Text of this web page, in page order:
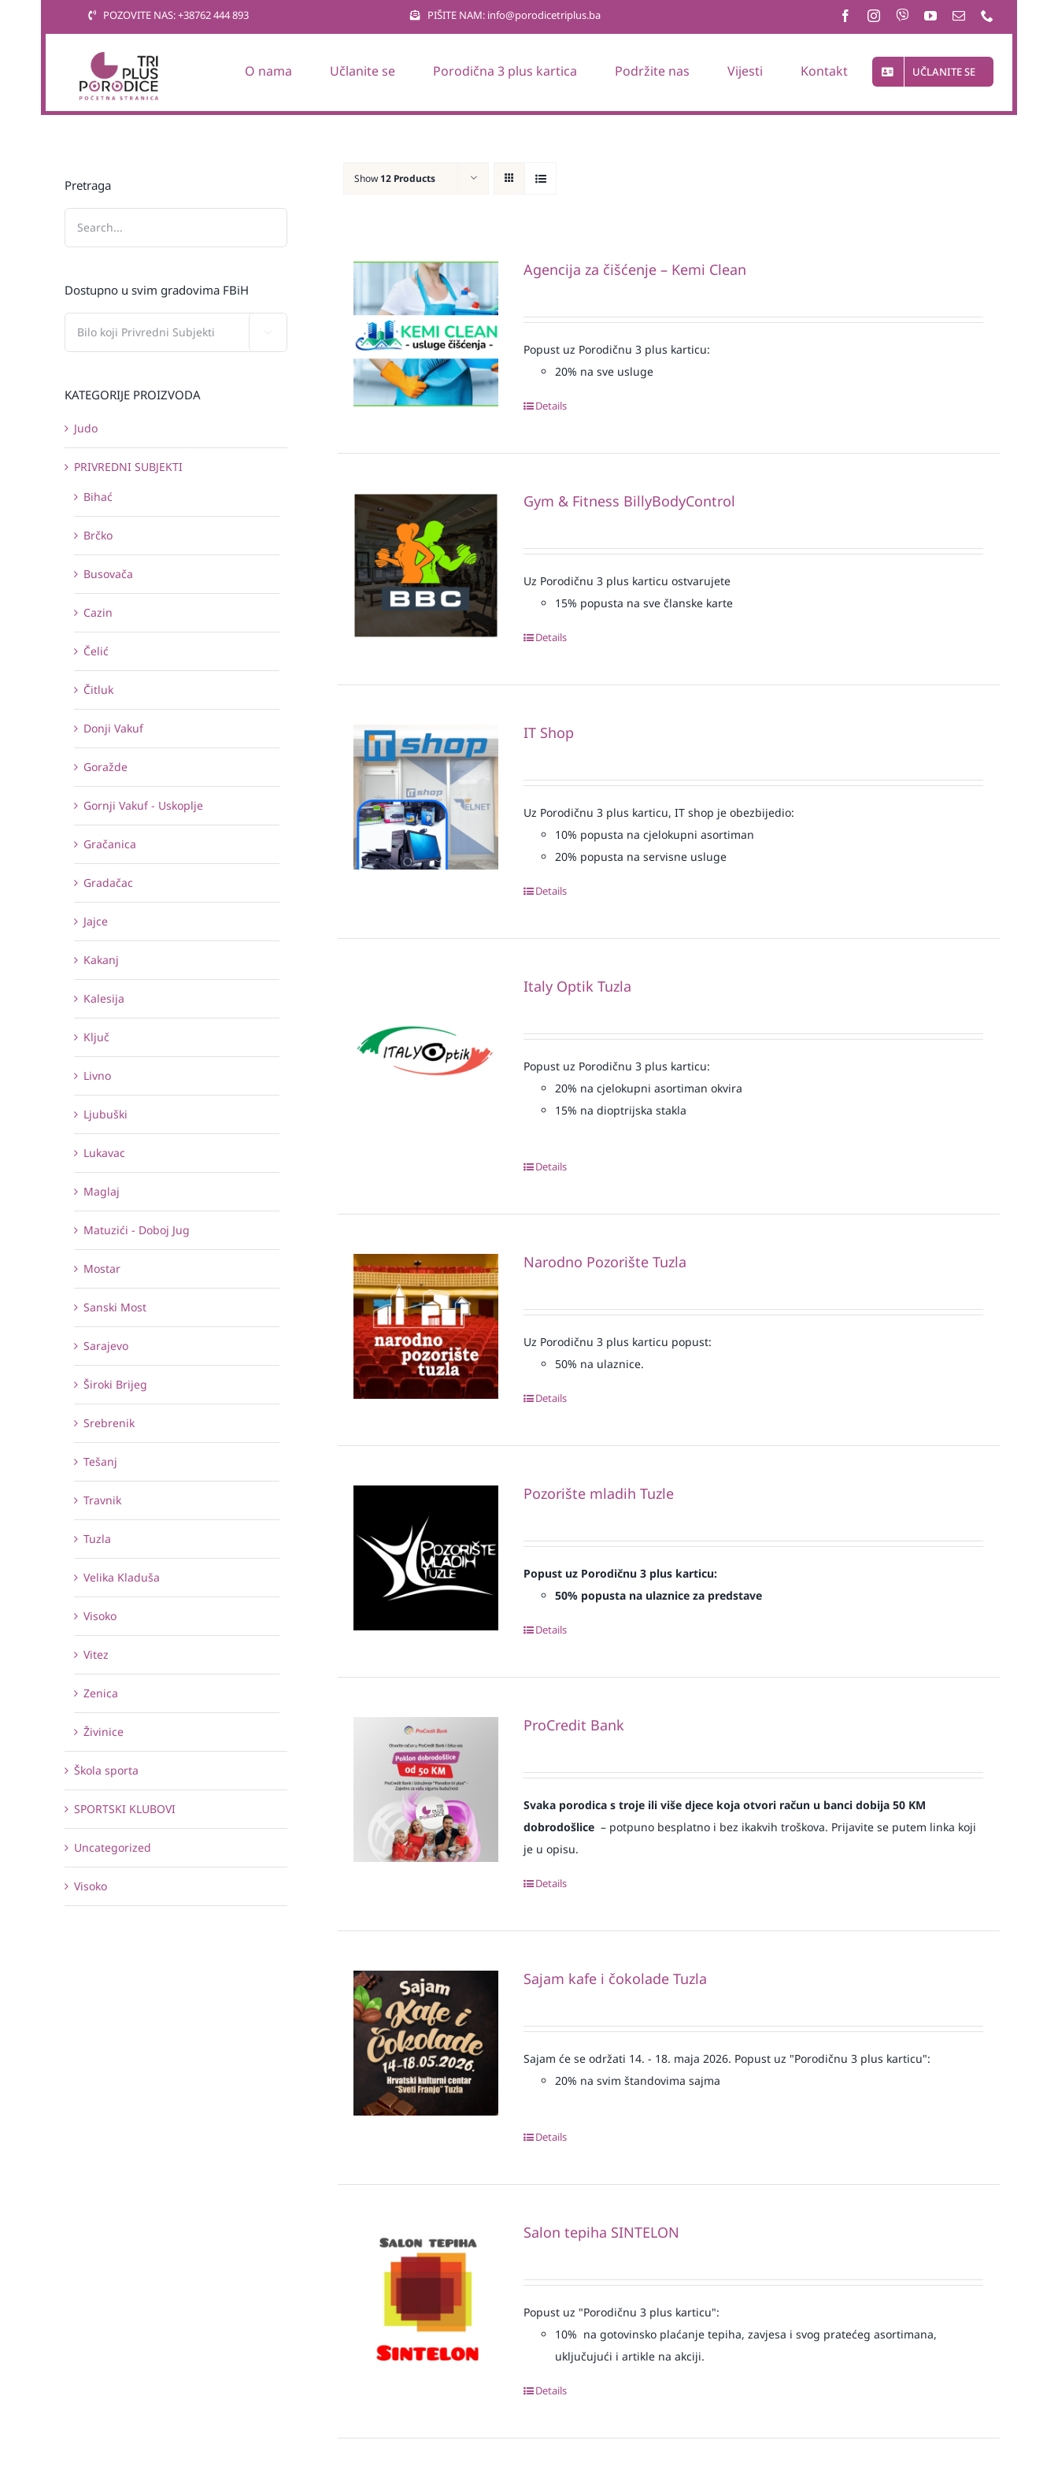
POZOVITE NAS: +38762 444 893 PIŠITE NAM: info@porodicetriplus.ba
O nama Učlanite se Porodična 3 plus kartica Podržite nas Vijesti Kontakt UČLANITE SE
Show 12 Products
Agencija za čišćenje – Kemi Clean
Popust uz Porodičnu 3 plus karticu:
20% na sve usluge
Details
Gym & Fitness BillyBodyControl
Uz Porodičnu 3 plus karticu ostvarujete
15% popusta na sve članske karte
Details
IT Shop
Uz Porodičnu 3 plus karticu, IT shop je obezbijedio:
10% popusta na cjelokupni asortiman
20% popusta na servisne usluge
Details
Italy Optik Tuzla
Popust uz Porodičnu 3 plus karticu:
20% na cjelokupni asortiman okvira
15% na dioptrijska stakla
Details
Narodno Pozorište Tuzla
Uz Porodičnu 3 plus karticu popust:
50% na ulaznice.
Details
Pozorište mladih Tuzle
Popust uz Porodičnu 3 plus karticu:
50% popusta na ulaznice za predstave
Details
ProCredit Bank
Svaka porodica s troje ili više djece koja otvori račun u banci dobija 50 KM
dobrodošlice– potpuno besplatno i bez ikakvih troškova. Prijavite se putem linka koji
je u opisu.
Details
Sajam kafe i čokolade Tuzla
Sajam će se održati 14. - 18. maja 2026. Popust uz "Porodičnu 3 plus karticu":
20% na svim štandovima sajma
Details
Salon tepiha SINTELON
Popust uz "Porodičnu 3 plus karticu":
10% na gotovinsko plaćanje tepiha, zavjesa i svog pratećeg asortimana,
uključujući i artikle na akciji.
Details
Pretraga
Dostupno u svim gradovima FBiH
KATEGORIJE PROIZVODA
Judo
PRIVREDNI SUBJEKTI
Bihać
Brčko
Busovača
Cazin
Čelić
Čitluk
Donji Vakuf
Goražde
Gornji Vakuf - Uskoplje
Gračanica
Gradačac
Jajce
Kakanj
Kalesija
Ključ
Livno
Ljubuški
Lukavac
Maglaj
Matuzići - Doboj Jug
Mostar
Sanski Most
Sarajevo
Široki Brijeg
Srebrenik
Tešanj
Travnik
Tuzla
Velika Kladuša
Visoko
Vitez
Zenica
Živinice
Škola sporta
SPORTSKI KLUBOVI
Uncategorized
Visoko